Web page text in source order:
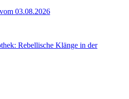
03.08.2026
Rebellische Klänge in der